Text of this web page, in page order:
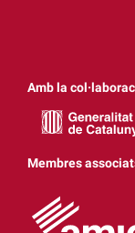
Amb la
Membres